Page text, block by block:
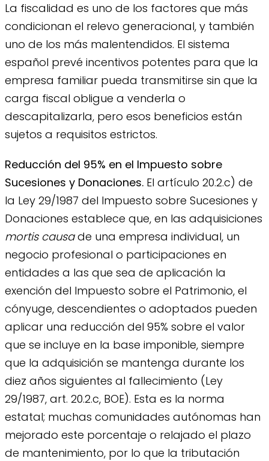
La fiscalidad es uno de los factores que más
condicionan el relevo generacional, y también
uno de los más malentendidos. El sistema
español prevé incentivos potentes para que la
empresa familiar pueda transmitirse sin que la
carga fiscal obligue a venderla o
descapitalizarla, pero esos beneficios están
sujetos a requisitos estrictos.
Reducción del 95% en el Impuesto sobre
Sucesiones y Donaciones. El artículo 20.2.c) de
la Ley 29/1987 del Impuesto sobre Sucesiones y
Donaciones establece que, en las adquisiciones
mortis causade una empresa individual, un
negocio profesional o participaciones en
entidades a las que sea de aplicación la
exención del Impuesto sobre el Patrimonio, el
cónyuge, descendientes o adoptados pueden
aplicar una reducción del 95% sobre el valor
que se incluye en la base imponible, siempre
que la adquisición se mantenga durante los
diez años siguientes al fallecimiento (Ley
29/1987, art. 20.2.c, BOE). Esta es la norma
estatal; muchas comunidades autónomas han
mejorado este porcentaje o relajado el plazo
de mantenimiento, por lo que la tributación